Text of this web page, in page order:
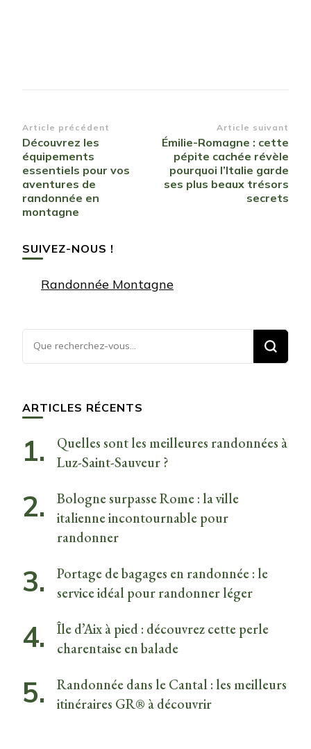
Navigation
d’article
Article précédent
Découvrez les
équipements
essentiels pour vos
aventures de
randonnée en
montagne
Article suivant
Émilie-Romagne : cette
pépite cachée révèle
pourquoi l’Italie garde
ses plus beaux trésors
secrets
SUIVEZ-NOUS !
Randonnée Montagne
Vous
recherchiez
ARTICLES RÉCENTS
Quelles sont les meilleures randonnées à
Luz-Saint-Sauveur ?
Bologne surpasse Rome : la ville
italienne incontournable pour
randonner
Portage de bagages en randonnée : le
service idéal pour randonner léger
Île d’Aix à pied : découvrez cette perle
charentaise en balade
Randonnée dans le Cantal : les meilleurs
itinéraires GR® à découvrir